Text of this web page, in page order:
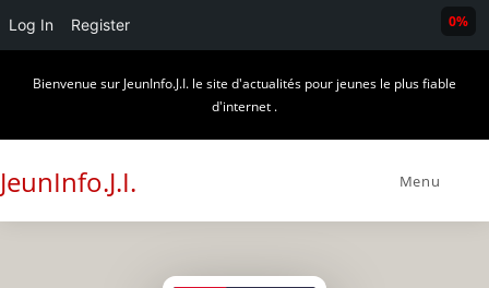
Log In Register
Bienvenue sur JeunInfo.J.I. le site d'actualités pour jeunes le plus fiable
d'internet .
JeunInfo.J.I. Menu
0%